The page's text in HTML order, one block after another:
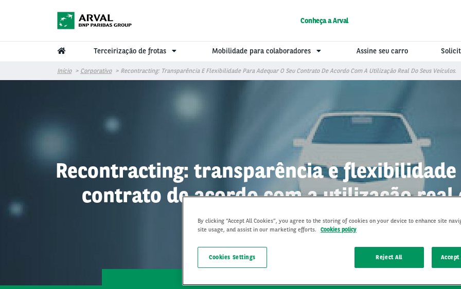
Conheça a Arval
Terceirização de frotas Mobilidade para colaboradores Assine seu carro
Início Corporativo Recontracting: Transparência E Flexibilidade Para Adequar O Seu Contrato De Acordo Com A Utilização Real Do Seus Veículos.
Recontracting: transparência e flexibilidade
contrato de acordo com a utilização real
By clicking “Accept All Cookies”, you agree to the storing of cookies on your device to enhance site
site usage, and assist in our marketing efforts.
Cookies policy
Reject All Accept
Cookies Settings